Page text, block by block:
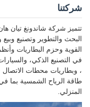
شركتنا
تتميز شركة شاندونغ تيان
البحث والتطوير وتصنيع وبيع
في التصنيع الذكي،
، وبطاريات محطات الاتصال
طاقة الرياح الشمسية بما
المنزلي.